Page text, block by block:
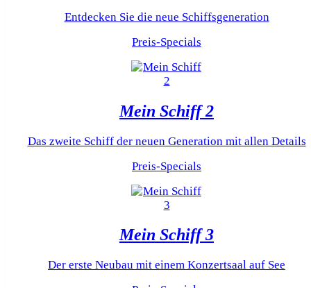
Entdecken Sie die neue Schiffsgeneration
Preis-Specials
Mein Schiff 2
Das zweite Schiff der neuen Generation mit allen Details
Preis-Specials
Mein Schiff 3
Der erste Neubau mit einem Konzertsaal auf See